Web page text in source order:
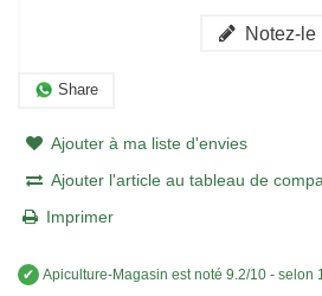
Notez-le
Share
Ajouter à ma liste d'envies
Ajouter l'article au tableau de
Imprimer
✔ Apiculture-Magasin est noté 9.2/10 - selon